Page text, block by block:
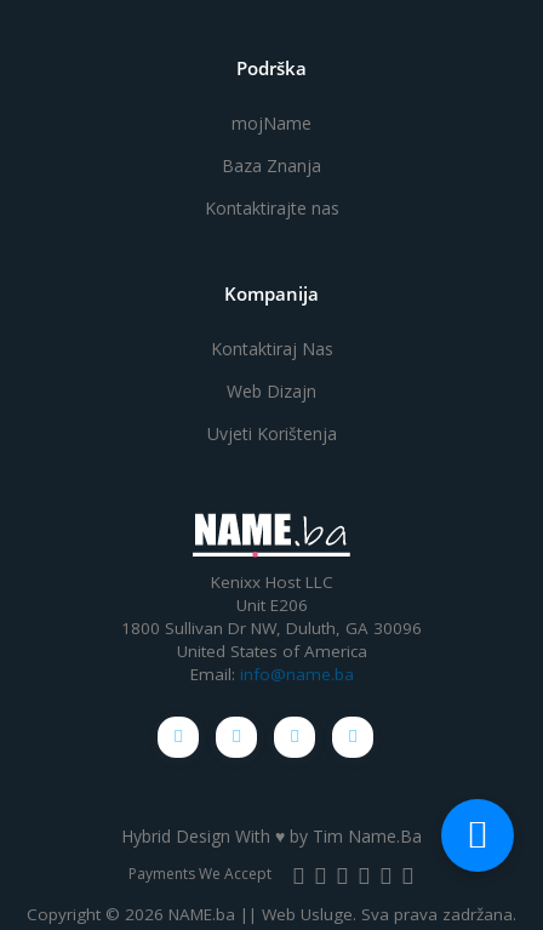
Podrška
mojName
Baza Znanja
Kontaktirajte nas
Kompanija
Kontaktiraj Nas
Web Dizajn
Uvjeti Korištenja
Kenixx Host LLC
Unit E206
1800 Sullivan Dr NW, Duluth, GA 30096
United States of America
Email: info@name.ba
Hybrid Design With ♥ by Tim Name.Ba
Payments We Accept
Copyright © 2026 NAME.ba || Web Usluge. Sva prava zadržana.